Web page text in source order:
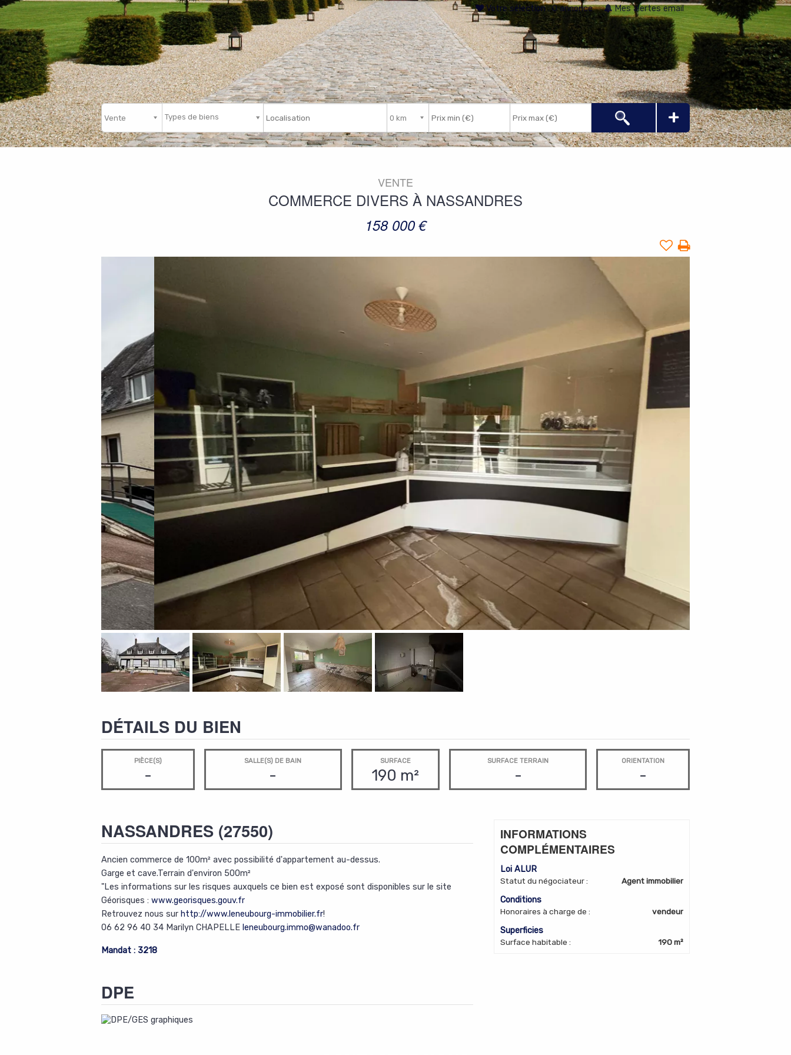
Votre sélection :0 annonce Mes alertes email
Types de biens
Nb de pièces
+
VENTE
COMMERCE DIVERS À NASSANDRES
158 000 €
DÉTAILS DU BIEN
PIÈCE(S)
-
SALLE(S) DE BAIN
-
SURFACE
190 m²
SURFACE TERRAIN
-
ORIENTATION
-
NASSANDRES (27550)
Ancien commerce de 100m² avec possibilité d'appartement au-dessus.
Garge et cave.Terrain d'environ 500m²
"Les informations sur les risques auxquels ce bien est exposé sont disponibles sur le site
Géorisques : www.georisques.gouv.fr
Retrouvez nous sur http://www.leneubourg-immobilier.fr!
06 62 96 40 34 Marilyn CHAPELLE leneubourg.immo@wanadoo.fr
Mandat : 3218
DPE
INFORMATIONS
COMPLÉMENTAIRES
Loi ALUR
Statut du négociateur: Agent immobilier
Conditions
Honoraires à charge de : vendeur
Superficies
Surface habitable : 190 m²